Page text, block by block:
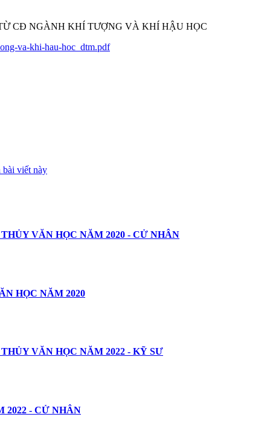
va-khi-hau-hoc_dtm.pdf
bài viết này
VĂN HỌC NĂM 2020 - CỬ NHÂN
HỌC NĂM 2020
VĂN HỌC NĂM 2022 - KỸ SƯ
2022 - CỬ NHÂN